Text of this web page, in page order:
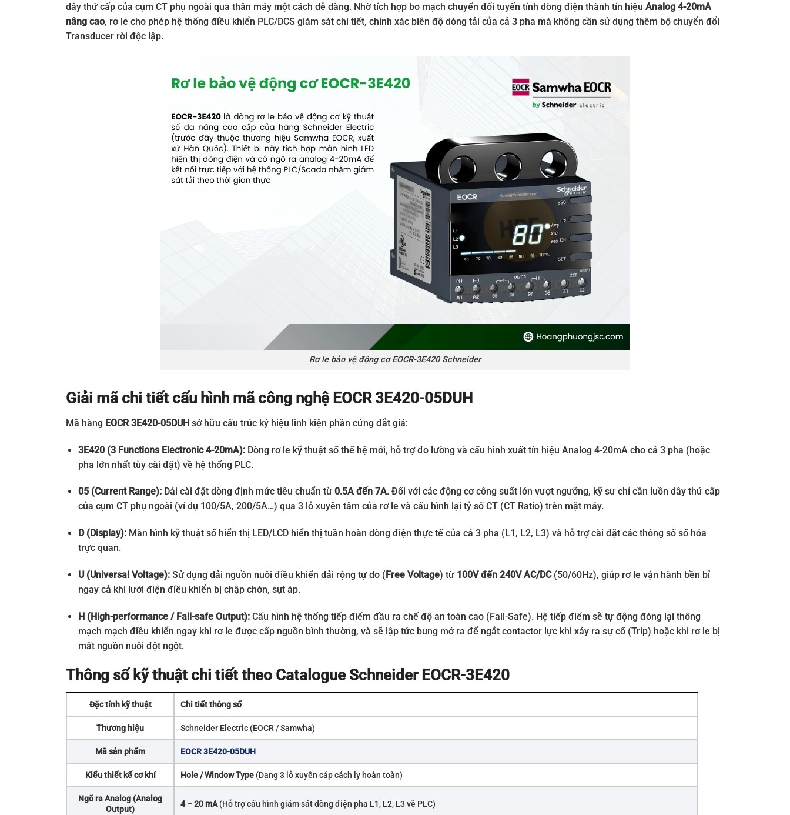
dây thứ cấp của cụm CT phụ ngoài qua thân máy một cách dễ dàng. Nhờ tích hợp bo mạch chuyển đổi tuyến tính dòng điện thành tín hiệu Analog 4-20mA
nâng cao, rơ le cho phép hệ thống điều khiển PLC/DCS giám sát chi tiết, chính xác biên độ dòng tải của cả 3 pha mà không cần sử dụng thêm bộ chuyển đổi
Transducer rời độc lập.
Rơ le bảo vệ động cơ EOCR-3E420 Schneider
Giải mã chi tiết cấu hình mã công nghệ EOCR 3E420-05DUH
Mã hàng EOCR 3E420-05DUH sở hữu cấu trúc ký hiệu linh kiện phần cứng đắt giá:
3E420 (3 Functions Electronic 4-20mA):Dòng rơ le kỹ thuật số thế hệ mới, hỗ trợ đo lường và cấu hình xuất tín hiệu Analog 4-20mA cho cả 3 pha (hoặc
pha lớn nhất tùy cài đặt) về hệ thống PLC.
05 (Current Range):Dải cài đặt dòng định mức tiêu chuẩn từ0.5A đến 7A. Đối với các động cơ công suất lớn vượt ngưỡng, kỹ sư chỉ cần luồn dây thứ cấp
của cụm CT phụ ngoài (ví dụ 100/5A, 200/5A…) qua 3 lỗ xuyên tâm của rơ le và cấu hình lại tỷ số CT (CT Ratio) trên mặt máy.
D (Display):Màn hình kỹ thuật số hiển thị LED/LCD hiển thị tuần hoàn dòng điện thực tế của cả 3 pha (L1, L2, L3) và hỗ trợ cài đặt các thông số số hóa
trực quan.
U (Universal Voltage):Sử dụng dải nguồn nuôi điều khiển dải rộng tự do (Free Voltage) từ 100V đến 240V AC/DC(50/60Hz), giúp rơ le vận hành bền bỉ
ngay cả khi lưới điện điều khiển bị chập chờn, sụt áp.
H (High-performance / Fail-safe Output):Cấu hình hệ thống tiếp điểm đầu ra chế độ an toàn cao (Fail-Safe). Hệ tiếp điểm sẽ tự động đóng lại thông
mạch mạch điều khiển ngay khi rơ le được cấp nguồn bình thường, và sẽ lập tức bung mở ra để ngắt contactor lực khi xảy ra sự cố (Trip) hoặc khi rơ le bị
mất nguồn nuôi đột ngột.
Thông số kỹ thuật chi tiết theo Catalogue Schneider EOCR-3E420
Đặc tính kỹ thuật Chi tiết thông số
Thương hiệu Schneider Electric (EOCR / Samwha)
Mã sản phẩm EOCR 3E420-05DUH
Kiểu thiết kế cơ khí Hole / Window Type (Dạng 3 lỗ xuyên cáp cách ly hoàn toàn)
Ngõ ra Analog (Analog
Output)
4 – 20 mA(Hỗ trợ cấu hình giám sát dòng điện pha L1, L2, L3 về PLC)